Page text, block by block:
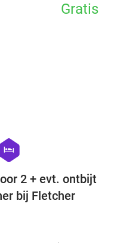
Gratis
hotel
2 + evt. ontbijt
bij Fletcher